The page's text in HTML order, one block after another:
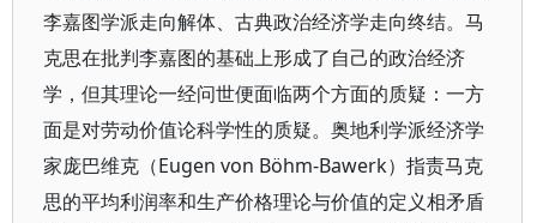
李嘉图学派走向解体、古典政治经济学走向终结。马
克思在批判李嘉图的基础上形成了自己的政治经济
学，但其理论一经问世便面临两个方面的质疑：一方
面是对劳动价值论科学性的质疑。奥地利学派经济学
家庞巴维克（Eugen von Böhm-Bawerk）指责马克
思的平均利润率和生产价格理论与价值的定义相矛盾